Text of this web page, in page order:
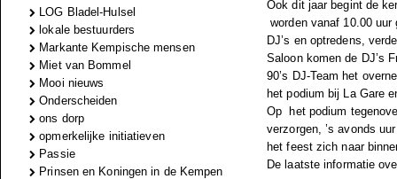
LOG Bladel-Hulsel
lokale bestuurders
Markante Kempische mensen
Miet van Bommel
Mooi nieuws
Onderscheiden
ons dorp
opmerkelijke initiatieven
Passie
Prinsen en Koningen in de Kempen
Ook dit jaar begint de
worden vanaf 10.00
DJ’s en optredens,
Saloon komen de DJ’s
90’s DJ-Team het
het podium bij La Gare
Op
het podium
verzorgen, ’s avonds
het feest zich naar
De laatste informatie